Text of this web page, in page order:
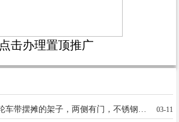
点击办理置顶推广
03-11